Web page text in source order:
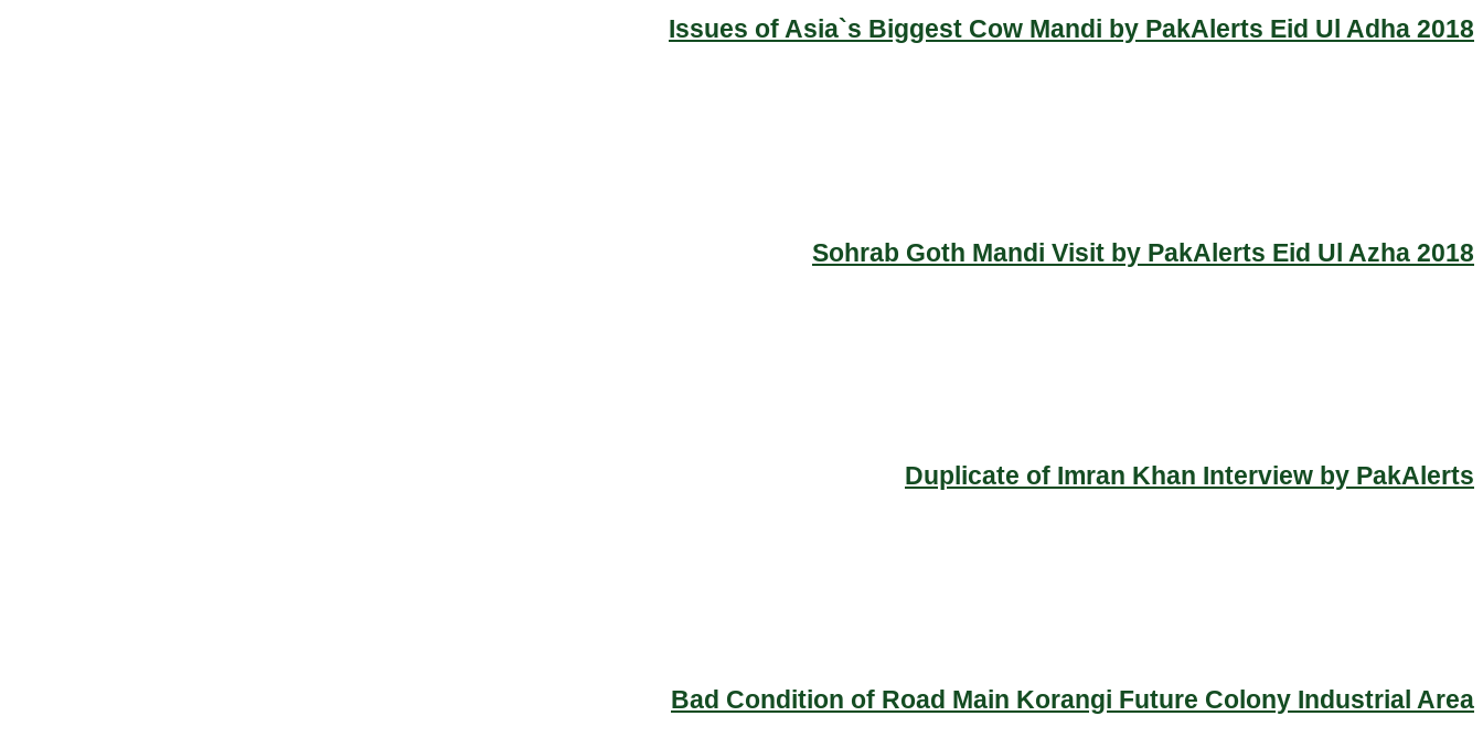
Issues of Asia`s Biggest Cow Mandi by PakAlerts Eid Ul Adha 2018
Sohrab Goth Mandi Visit by PakAlerts Eid Ul Azha 2018
Duplicate of Imran Khan Interview by PakAlerts
Bad Condition of Road Main Korangi Future Colony Industrial Area